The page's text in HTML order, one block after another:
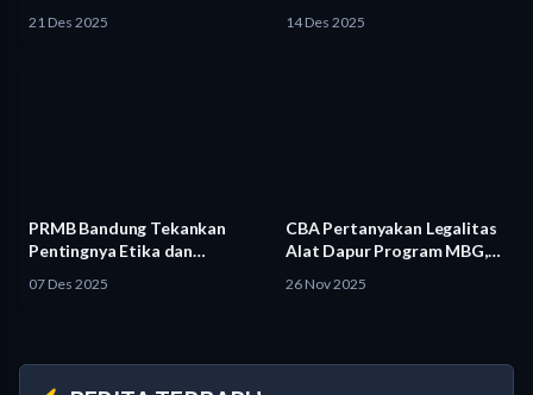
21 Des 2025 14 Des 2025
PRMB Bandung Tekankan
Pentingnya Etika dan
07 Des 2025
CBA Pertanyakan Legalitas
Alat Dapur Program MBG,
26 Nov 2025